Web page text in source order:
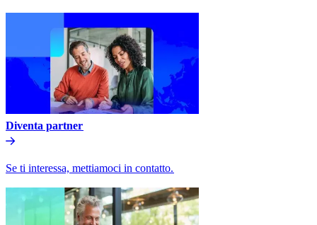
Diventa partner​​
Se ti interessa, mettiamoci in contatto.​​